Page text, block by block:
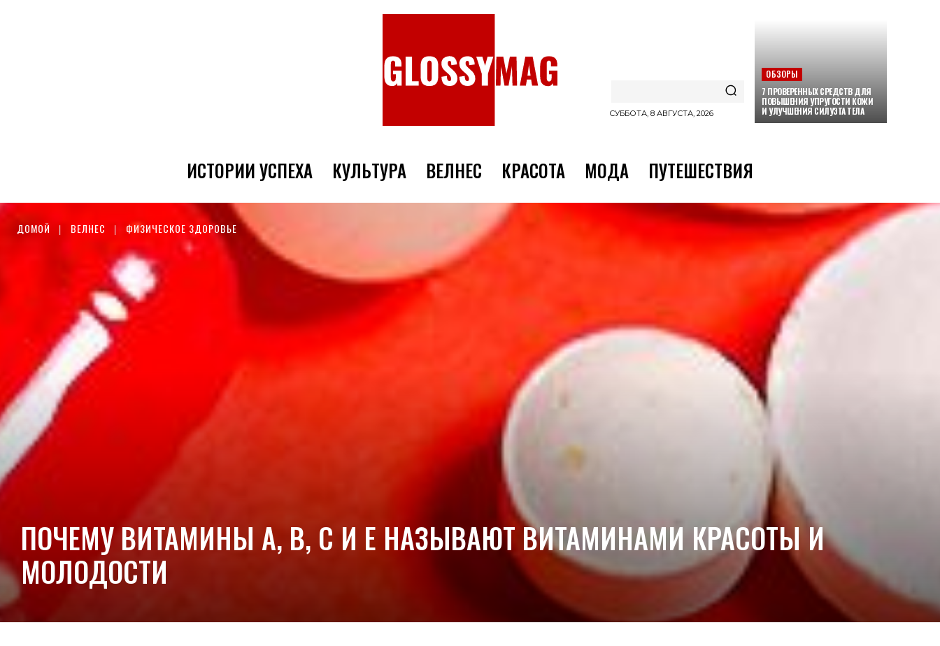
СУББОТА, 8 АВГУСТА, 2026
ОБЗОРЫ
7 ПРОВЕРЕННЫХ СРЕДСТВ ДЛЯ
ПОВЫШЕНИЯ УПРУГОСТИ КОЖИ
И УЛУЧШЕНИЯ СИЛУЭТА ТЕЛА
ИСТОРИИ УСПЕХА КУЛЬТУРА ВЕЛНЕС КРАСОТА МОДА ПУТЕШЕСТВИЯ
ДОМОЙ ВЕЛНЕС ФИЗИЧЕСКОЕ ЗДОРОВЬЕ
ПОЧЕМУ ВИТАМИНЫ A, B, C И E НАЗЫВАЮТ ВИТАМИНАМИ КРАСОТЫ И
МОЛОДОСТИ